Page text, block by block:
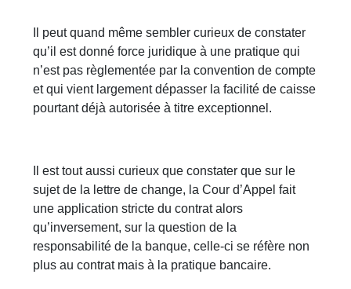
Il peut quand même sembler curieux de constater
qu’il est donné force juridique à une pratique qui
n’est pas règlementée par la convention de compte
et qui vient largement dépasser la facilité de caisse
pourtant déjà autorisée à titre exceptionnel.
Il est tout aussi curieux que constater que sur le
sujet de la lettre de change, la Cour d’Appel fait
une application stricte du contrat alors
qu’inversement, sur la question de la
responsabilité de la banque, celle-ci se réfère non
plus au contrat mais à la pratique bancaire.